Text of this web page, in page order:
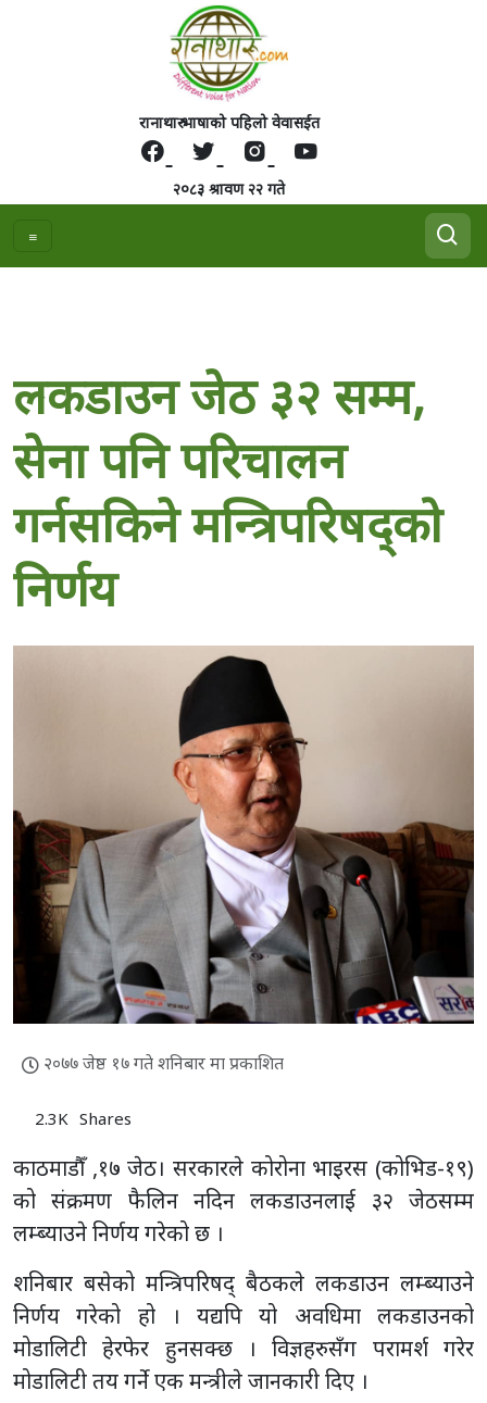
रानाथारु भाषाको पहिलो वेवासईत
२०८३ श्रावण २२ गते
लकडाउन जेठ ३२ सम्म,
सेना पनि परिचालन
गर्नसकिने मन्त्रिपरिषद्को
निर्णय
२०७७ जेष्ठ १७ गते शनिबार मा प्रकाशित
2.3K Shares
काठमाडाैँ ,१७ जेठ। सरकारले कोरोना भाइरस (कोभिड-१९)
को संक्रमण फैलिन नदिन लकडाउनलाई ३२ जेठसम्म
लम्ब्याउने निर्णय गरेको छ ।
शनिबार बसेको मन्त्रिपरिषद् बैठकले लकडाउन लम्ब्याउने
निर्णय गरेको हो । यद्यपि यो अवधिमा लकडाउनको
मोडालिटी हेरफेर हुनसक्छ । विज्ञहरुसँग परामर्श गरेर
मोडालिटी तय गर्ने एक मन्त्रीले जानकारी दिए ।